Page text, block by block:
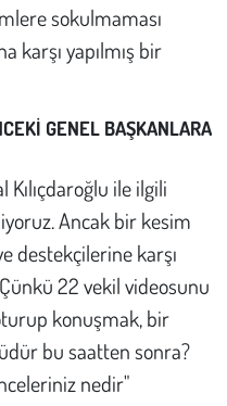
sokulmaması
karşı yapılmış bir
GENEL BAŞKANLARA
Kılıçdaroğlu ile ilgili
Ancak bir kesim
destekçilerine karşı
22 vekil videosunu
konuşmak, bir
bu saatten sonra?
nedir"